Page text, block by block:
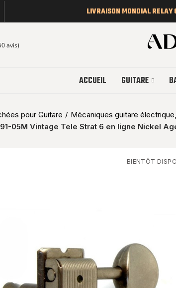
LIVRAISON MONDIAL RELAY
ACCUEIL GUITARE
pour Guitare Mécaniques guitare
05M Vintage Tele Strat 6 en ligne Nickel
BIENTÔT